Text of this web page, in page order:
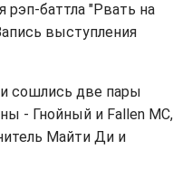
рэп-баттла "Рвать на
выступления
сошлись две пары
- Гнойный и Fallen MC,
Майти Ди и